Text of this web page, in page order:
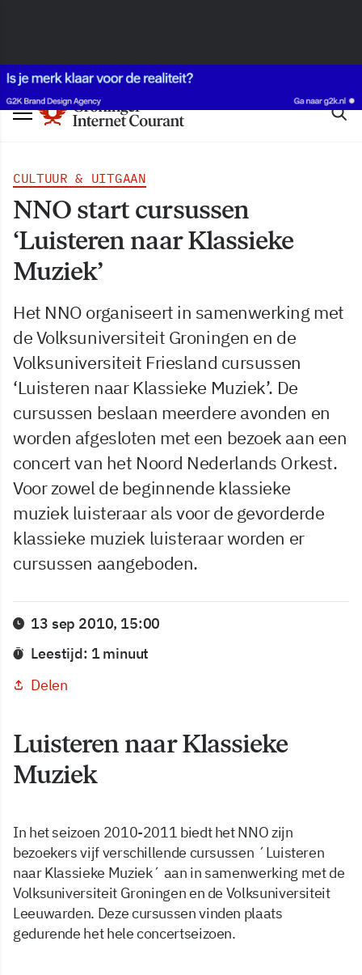
CULTUUR & UITGAAN
NNO start cursussen
‘Luisteren naar Klassieke
Muziek’
Het NNO organiseert in samenwerking met
de Volksuniversiteit Groningen en de
Volksuniversiteit Friesland cursussen
‘Luisteren naar Klassieke Muziek’. De
cursussen beslaan meerdere avonden en
worden afgesloten met een bezoek aan een
concert van het Noord Nederlands Orkest.
Voor zowel de beginnende klassieke
muziek luisteraar als voor de gevorderde
klassieke muziek luisteraar worden er
cursussen aangeboden.
13 sep 2010, 15:00
Leestijd: 1 minuut
Delen
Luisteren naar Klassieke
Muziek
In het seizoen 2010-2011 biedt het NNO zijn
bezoekers vijf verschillende cursussen ´Luisteren
naar Klassieke Muziek´ aan in samenwerking met de
Volksuniversiteit Groningen en de Volksuniversiteit
Leeuwarden. Deze cursussen vinden plaats
gedurende het hele concertseizoen.